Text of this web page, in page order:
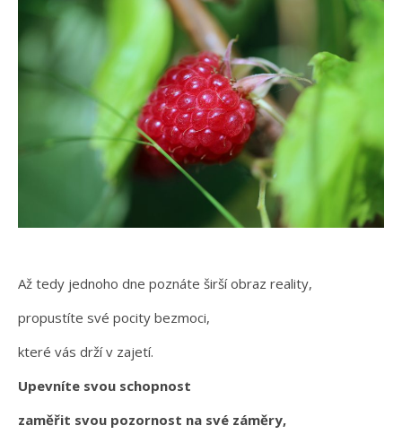
Až tedy jednoho dne poznáte širší obraz reality,
propustíte své pocity bezmoci,
které vás drží v zajetí.
Upevníte svou schopnost
zaměřit svou pozornost na své záměry,